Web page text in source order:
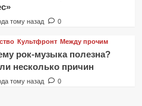
тому назад 0
Культфронт Между прочим
рок-музыка полезна?
несколько причин
тому назад 0